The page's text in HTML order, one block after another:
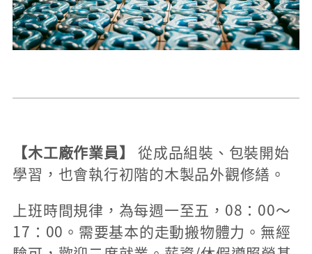
【木工廠作業員】
從成品組裝、包裝開始
學習，也會執行初階的木製品外觀修繕。
上班時間規律，為每週一至五，08：00～
17：00。需要基本的走動搬物體力。無經